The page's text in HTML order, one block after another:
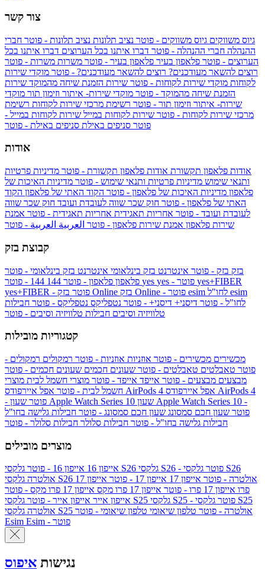
צור קשר
גיוס משווקים גיוס משווקים - פוטר נציב תלונות נציב תלונות - פוטר חברי
ההנהלה חברי ההנהלה - פוטר דברו איתנו בכל הערוצים דברו איתנו בכל
הערוצים - פוטר פלאפון בעיר פלאפון בעיר - פוטר משרות משרות - פוטר
רוצים להשאר מעודכנים? רוצים להשאר מעודכנים? - פוטר מוקדי שירות
לקוחות מוקדי שירות לקוחות - פוטר שירות הזמנת שיחה מהמוקד שירות
הזמנת שיחה מהמוקד - פוטר מוקדי שירות- איתור וזימון תור מוקדי
שירות- איתור וזימון תור - פוטר רשימת מרכזי שירות לקוחות רשימת
מרכזי שירות לקוחות - פוטר שירות לקוחות במייל שירות לקוחות במייל -
פוטר סניפים באילת סניפים באילת - פוטר
אודות
אודות פלאפון תקשורת אודות פלאפון תקשורת - פוטר מדיניות פרטיות
ותנאי שימוש מדיניות פרטיות ותנאי שימוש - פוטר מדיניות האיכות של
פלאפון מדיניות האיכות של פלאפון - פוטר הקוד האתי של פלאפון הקוד
האתי של פלאפון - פוטר חוק שכר שווה לעובדת ועובד חוק שכר שווה
לעובדת ועובד - פוטר אחריות תאגידית אחריות תאגידית - פוטר אמנת
שירות פלאפון אמנת שירות פלאפון - פוטר العربية العربية - פוטר
קבוצת בזק
בזק בזק - פוטר אינטרנט בזק בינלאומי אינטרנט בזק בינלאומי - פוטר
פלאפון פלאפון - פוטר 144 yes
yes+FIBER
yes+FIBER - פוטר בזק Online
esim
לחו"ל - פוטר דיסני+ דיסני+ - פוטר נטפליקס נטפליקס - פוטר חבילות
טלוויזיה וסיבים חבילות טלוויזיה וסיבים - פוטר
קטגוריות מובילות
מכשירים מכשירים - פוטר אוזניות אוזניות - פוטר רמקולים רמקולים -
פוטר טאבלטים טאבלטים - פוטר שעונים חכמים שעונים חכמים - פוטר
מבצעים מבצעים - פוטר אייפד אייפד - פוטר מוצרי חשמל לבית מוצרי
חשמל לבית - פוטר אפל איירפודס AirPods 4 אפל איירפודס AirPods 4
- פוטר שעון Apple Watch Series 10 שעון Apple Watch Series 10 -
פוטר שעון חכם סמסונג שעון חכם סמסונג - פוטר חבילות גלישה בחו"ל
חבילות גלישה בחו"ל - פוטר חבילות סלולר חבילות סלולר - פוטר
מוצרים מובילים
אייפון 16 אייפון 16 - פוטר גלקסי S26 גלקסי S26 - פוטר גלקסי S26
אולטרה
גלקסי S26 אולטרה - פוטר אייפון 17 אייפון 17 - פוטר
אייפון 17
פרו אייפון 17 פרו - פוטר אייפון 17 פרו מקס
אייפון 17 פרו מקס - פוטר
אייפון אייר אייפון אייר - פוטר גלקסי S25 גלקסי S25 - פוטר גלקסי S25
אולטרה
גלקסי S25 אולטרה - פוטר טלפון שיאומי טלפון שיאומי - פוטר
Esim
Esim - פוטר
נגישות איפוס